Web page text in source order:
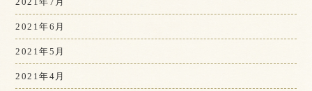
2021年6月
2021年5月
2021年4月